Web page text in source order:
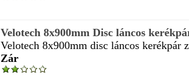
Velotech 8x900mm Disc láncos
Velotech 8x900mm disc láncos kerékpár
Zár